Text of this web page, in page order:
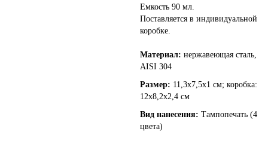
Емкость 90 мл.
Поставляется в индивидуальной
коробке.
Материал: нержавеющая сталь,
AISI 304
Размер: 11,3х7,5х1 см; коробка:
12х8,2х2,4 см
Вид нанесения: Тампопечать (4
цвета)